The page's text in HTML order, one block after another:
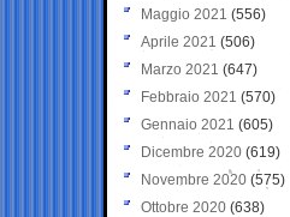
Maggio 2021 (556)
Aprile 2021 (506)
Marzo 2021 (647)
Febbraio 2021 (570)
Gennaio 2021 (605)
Dicembre 2020 (619)
Novembre 2020 (575)
Ottobre 2020 (638)